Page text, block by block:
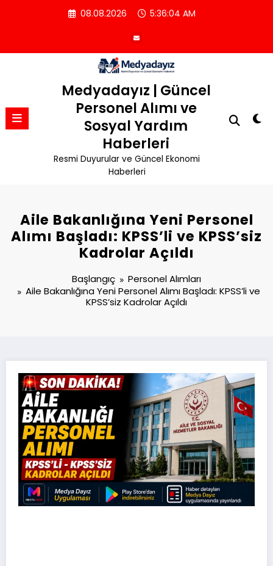
08.08.2026 5:36:04 AM
Medyadayız | Güncel
Personel Alımı ve
Sosyal Yardım
Haberleri
Resmi Duyurular ve Güncel Ekonomi
Haberleri
Aile Bakanlığına Yeni Personel
Alımı Başladı: KPSS’li ve KPSS’siz
Kadrolar Açıldı
Başlangıç
Personel Alımları
Aile Bakanlığına Yeni Personel Alımı Başladı: KPSS’li ve
KPSS’siz Kadrolar Açıldı